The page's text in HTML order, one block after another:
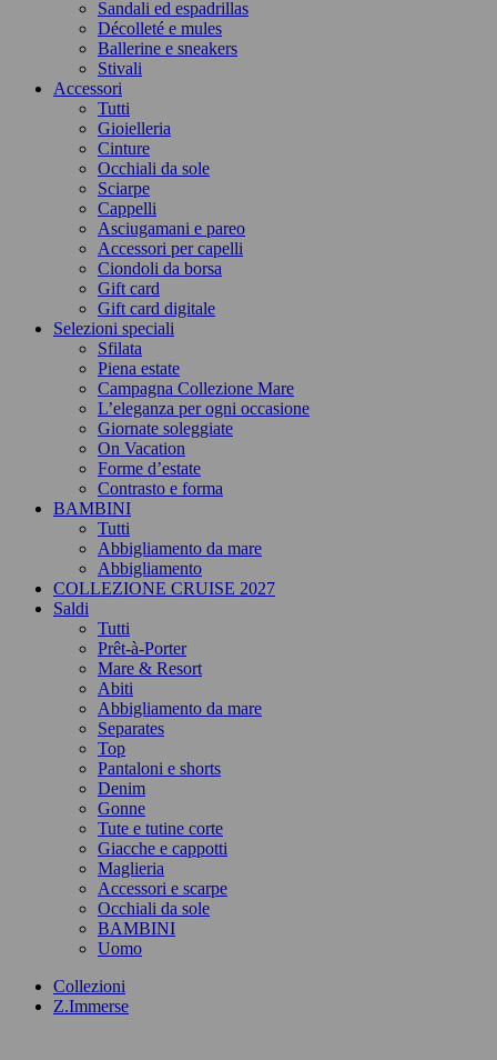
Sandali ed espadrillas
Décolleté e mules
Ballerine e sneakers
Stivali
Accessori
Tutti
Gioielleria
Cinture
Occhiali da sole
Sciarpe
Cappelli
Asciugamani e pareo
Accessori per capelli
Ciondoli da borsa
Gift card
Gift card digitale
Selezioni speciali
Sfilata
Piena estate
Campagna Collezione Mare
L’eleganza per ogni occasione
Giornate soleggiate
On Vacation
Forme d’estate
Contrasto e forma
BAMBINI
Tutti
Abbigliamento da mare
Abbigliamento
COLLEZIONE CRUISE 2027
Saldi
Tutti
Prêt-à-Porter
Mare & Resort
Abiti
Abbigliamento da mare
Separates
Top
Pantaloni e shorts
Denim
Gonne
Tute e tutine corte
Giacche e cappotti
Maglieria
Accessori e scarpe
Occhiali da sole
BAMBINI
Uomo
Collezioni
Z.Immerse